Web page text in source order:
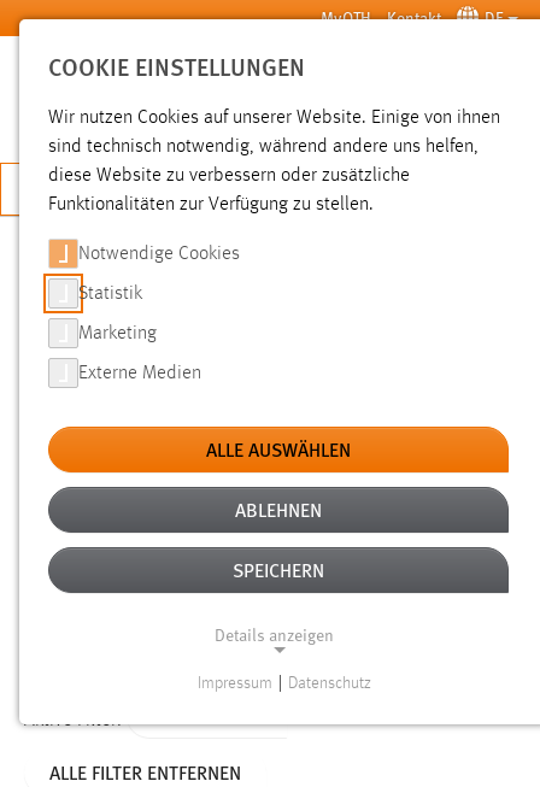
Zum Hauptinhalt springen MyOTH Kontakt DE
SUCHE
JETZT BEWERBEN
SUCHE
FILTER
Typ
Erstellungsdatum
Alter
Aktive Filter:
ALLE FILTER ENTFERNEN
COOKIE EINSTELLUNGEN
Wir nutzen Cookies auf unserer Website. Einige von ihnen
sind technisch notwendig, während andere uns helfen,
diese Website zu verbessern oder zusätzliche
Funktionalitäten zur Verfügung zu stellen.
Notwendige Cookies
Statistik
Marketing
Externe Medien
ALLE AUSWÄHLEN
ABLEHNEN
SPEICHERN
Details anzeigen
Funktionen und sind für die einwandfreie Funktion der
Impressum Datenschutz